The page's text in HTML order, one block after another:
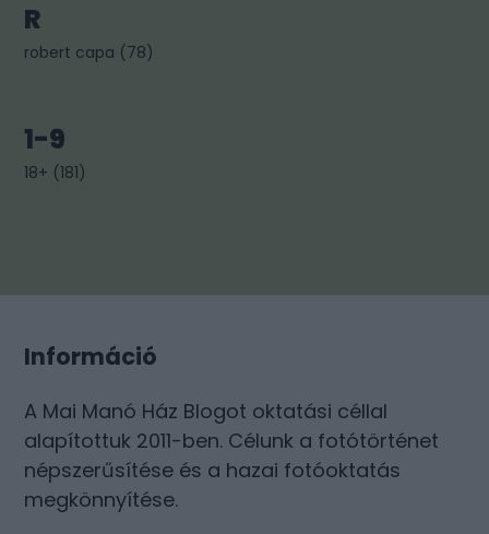
R
robert capa (78)
1-9
18+ (181)
Információ
A Mai Manó Ház Blogot oktatási céllal
alapítottuk 2011-ben. Célunk a fotótörténet
népszerűsítése és a hazai fotóoktatás
megkönnyítése.